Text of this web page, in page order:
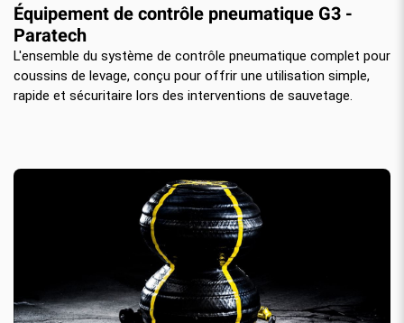
Équipement de contrôle pneumatique G3 -
Paratech
L'ensemble du système de contrôle pneumatique complet pour
coussins de levage, conçu pour offrir une utilisation simple,
rapide et sécuritaire lors des interventions de sauvetage.